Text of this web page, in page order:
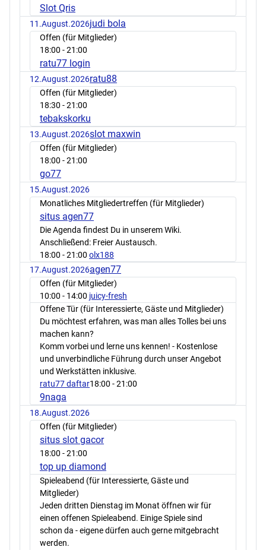
Slot Qris
11.August.2026judi bola
Offen (für Mitglieder)
18:00 - 21:00
ratu77 login
12.August.2026ratu88
Offen (für Mitglieder)
18:30 - 21:00
tebakskorku
13.August.2026slot maxwin
Offen (für Mitglieder)
18:00 - 21:00
go77
15.August.2026
Monatliches Mitgliedertreffen (für Mitglieder)
situs agen77
Die Agenda findest Du in unserem Wiki.
Anschließend: Freier Austausch.
18:00 - 21:00 olx188
17.August.2026agen77
Offen (für Mitglieder)
10:00 - 14:00 juicy-fresh
Offene Tür (für Interessierte, Gäste und Mitglieder)
Du möchtest erfahren, was man alles Tolles bei uns
machen kann?
Komm vorbei und lerne uns kennen! - Kostenlose
und unverbindliche Führung durch unser Angebot
und Werkstätten inklusive.
ratu77 daftar18:00 - 21:00
9naga
18.August.2026
Offen (für Mitglieder)
situs slot gacor
18:00 - 21:00
top up diamond
Spieleabend (für Interessierte, Gäste und
Mitglieder)
Jeden dritten Dienstag im Monat öffnen wir für
einen offenen Spieleabend. Einige Spiele sind
schon da - eigene dürfen auch gerne mitgebracht
werden.